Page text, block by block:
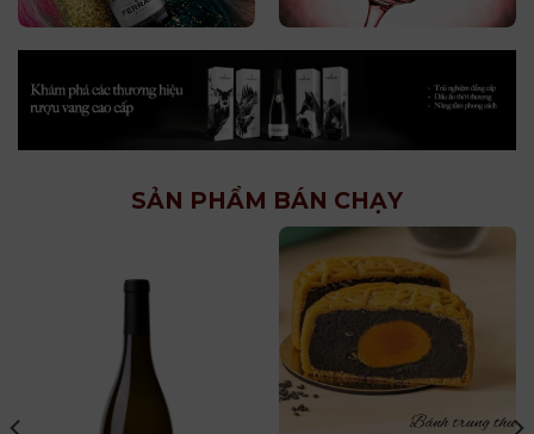
SẢN PHẨM BÁN CHẠY